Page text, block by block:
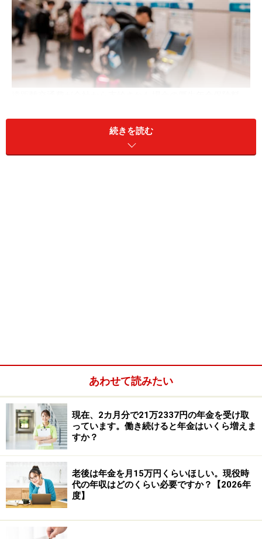
り、厚生年金保険料は高くなると思います。ただし、勤
務形態によっては標準報酬月額に含まれない場合がある
ので、念のため総務・人事部などに確認してみてはいか
がでしょうか。
※年金プチ相談コーナーに取り上げてほしい質問がある
人はコメント欄に書き込みをお願いします。
※記事内容は執筆時点のものです。最新の内容をご確認くださ
い。
本記事の内容は一般的な情報提供を目的としており、特定の金融
続きを読む
あわせて読みたい
現在、2カ月分で21万2337円の年金を受け取
っています。働き続けると年金はいくら増えま
すか？
老後は年金を月15万円くらいほしい。現役時
代の年収はどのくらい必要ですか？【2026年
度】